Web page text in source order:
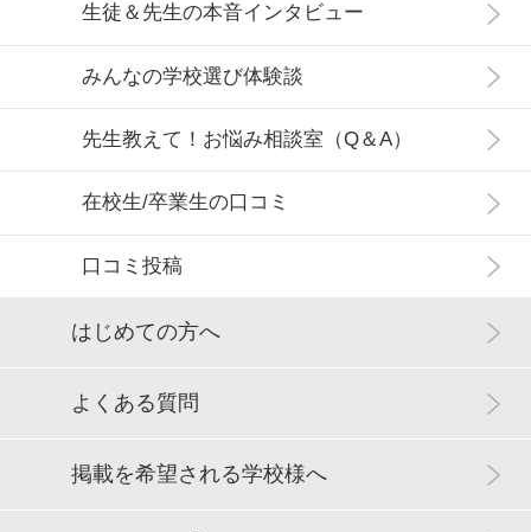
生徒＆先生の本音インタビュー
みんなの学校選び体験談
先生教えて！お悩み相談室（Q＆A）
在校生/卒業生の口コミ
口コミ投稿
はじめての方へ
よくある質問
掲載を希望される学校様へ